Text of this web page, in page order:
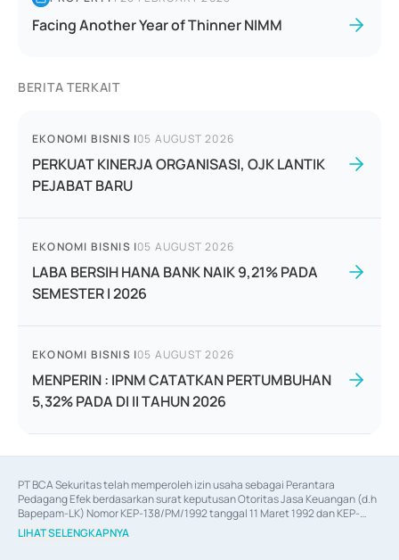
Facing Another Year of Thinner NIMM
BERITA TERKAIT
EKONOMI BISNIS |05 AUGUST 2026
PERKUAT KINERJA ORGANISASI, OJK LANTIK
PEJABAT BARU
EKONOMI BISNIS |05 AUGUST 2026
LABA BERSIH HANA BANK NAIK 9,21% PADA
SEMESTER I 2026
EKONOMI BISNIS |05 AUGUST 2026
MENPERIN : IPNM CATATKAN PERTUMBUHAN
5,32% PADA DI II TAHUN 2026
PT BCA Sekuritas telah memperoleh izin usaha sebagai Perantara
Pedagang Efek berdasarkan surat keputusan Otoritas Jasa Keuangan (d.h
Bapepam-LK) Nomor KEP-138/PM/1992 tanggal 11 Maret 1992 dan KEP-
06/D.04/2014 tanggal 28 Februari 2014, izin usaha sebagai Penjamin Emisi
Efek berdasarkan surat keputusan Otoritas Jasa Keuangan Nomor KEP-
LIHAT SELENGKAPNYA